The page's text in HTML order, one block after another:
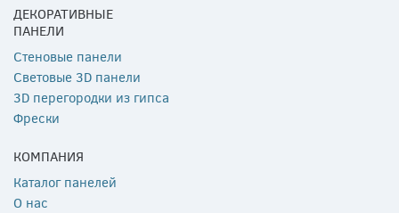
ДЕКОРАТИВНЫЕ
ПАНЕЛИ
Стеновые панели
Световые 3D панели
3D перегородки из гипса
Фрески
КОМПАНИЯ
Каталог панелей
О нас